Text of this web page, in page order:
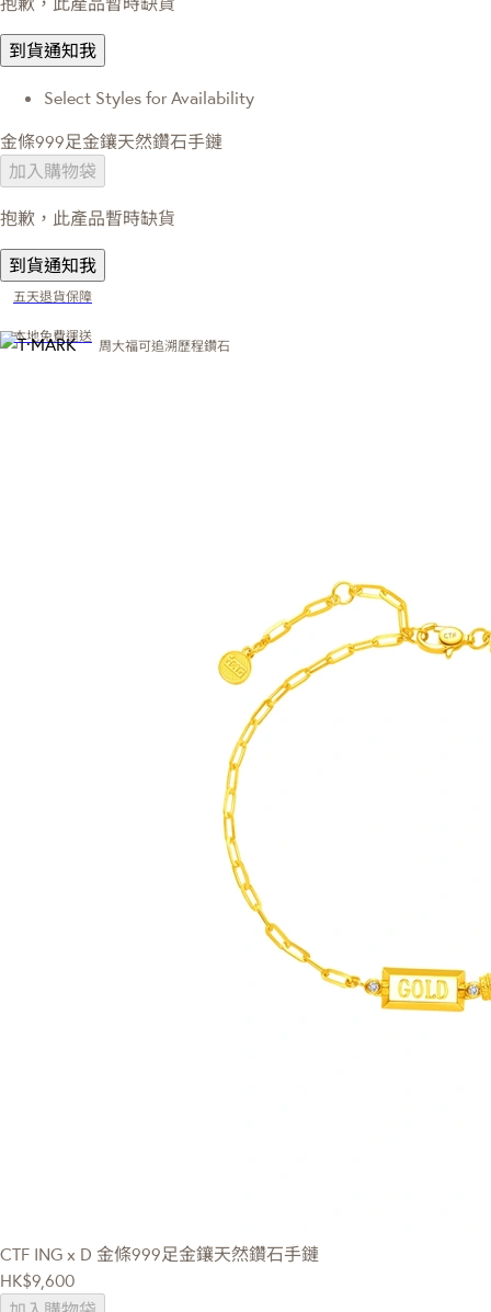
到貨通知我
Select Styles for Availability
金條999足金鑲天然鑽石手鏈
加入購物袋
抱歉，此產品暫時缺貨
到貨通知我
五天退貨保障
本地免費運送
周大福可追溯歷程鑽石
CTF ING x D 金條999足金鑲天然鑽石手鏈
HK$9,600